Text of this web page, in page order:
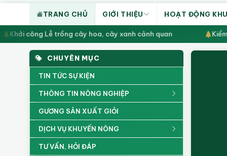
TRANG CHỦ GIỚI THIỆU HOẠT ĐỘNG
Chuyển đổi cây trồng, định hướng phát triển bền vững cho
CHUYÊN MỤC
TIN TỨC SỰ KIỆN
THÔNG TIN NÔNG NGHIỆP
GƯƠNG SẢN XUẤT GIỎI
DỊCH VỤ KHUYẾN NÔNG
TƯ VẤN, HỎI ĐÁP